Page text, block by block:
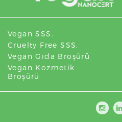
Vegan SSS.
Cruelty Free SSS.
Vegan Gıda Broşürü
Vegan Kozmetik
Broşürü